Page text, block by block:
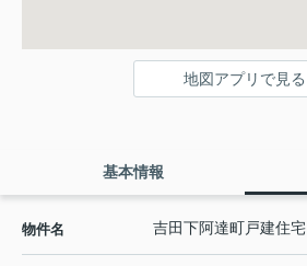
地図アプリで見る
基本情報
物件名 吉田下阿達町戸建住宅